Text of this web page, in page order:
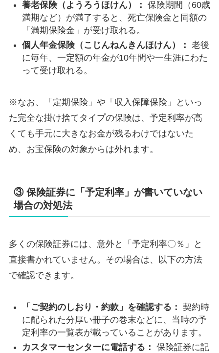
養老保険（ようろうほけん）： 保険期間（60歳
満期など）が満了すると、死亡保険金と同額の
「満期保険金」が受け取れる。
個人年金保険（こじんねんきんほけん）： 老後
に毎年、一定額の年金が10年間や一生涯にわた
って受け取れる。
※なお、「定期保険」や「収入保障保険」といっ
た完全な掛け捨てタイプの保険は、予定利率が高
くても手元に大きなお金が残るわけではないた
め、お宝保険の対象からは外れます。
③ 保険証券に「予定利率」が書いていない
場合の対処法
多くの保険証券には、意外と「予定利率〇％」と
直接書かれていません。その場合は、以下の方法
で確認できます。
「ご契約のしおり・約款」を確認する： 契約時
に配られた分厚い冊子の巻末などに、当時の予
定利率の一覧表が載っていることがあります。
カスタマーセンターに電話する： 保険証券に記